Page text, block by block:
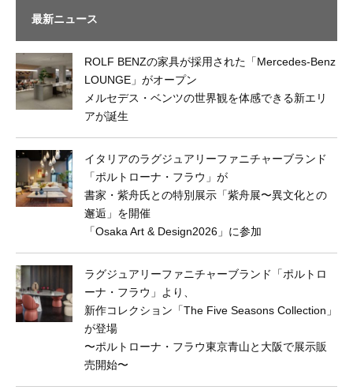
最新ニュース
ROLF BENZの家具が採用された「Mercedes-Benz
LOUNGE」がオープン
メルセデス・ベンツの世界観を体感できる新エリ
アが誕生
イタリアのラグジュアリーファニチャーブランド
「ポルトローナ・フラウ」が
書家・紫舟氏との特別展示「紫舟展〜異文化との
邂逅」を開催
「Osaka Art & Design2026」に参加
ラグジュアリーファニチャーブランド「ポルトロ
ーナ・フラウ」より、
新作コレクション「The Five Seasons Collection」
が登場
〜ポルトローナ・フラウ東京⻘山と大阪で展示販
売開始〜